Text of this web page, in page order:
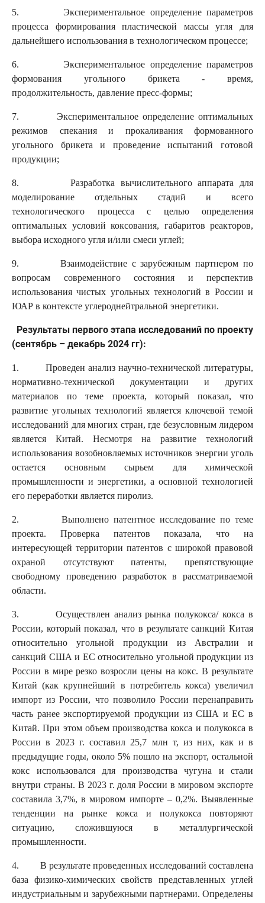
5. Экспериментальное определение параметров
процесса формирования пластической массы угля для
дальнейшего использования в технологическом процессе;
6. Экспериментальное определение параметров
формования угольного брикета - время,
продолжительность, давление пресс-формы;
7. Экспериментальное определение оптимальных
режимов спекания и прокаливания формованного
угольного брикета и проведение испытаний готовой
продукции;
8. Разработка вычислительного аппарата для
моделирование отдельных стадий и всего
технологического процесса с целью определения
оптимальных условий коксования, габаритов реакторов,
выбора исходного угля и/или смеси углей;
9. Взаимодействие с зарубежным партнером по
вопросам современного состояния и перспектив
использования чистых угольных технологий в России и
ЮАР в контексте углероднейтральной энергетики.
Результаты первого этапа исследований по проекту
(сентябрь – декабрь 2024 гг):
1. Проведен анализ научно-технической литературы,
нормативно-технической документации и других
материалов по теме проекта, который показал, что
развитие угольных технологий является ключевой темой
исследований для многих стран, где безусловным лидером
является Китай. Несмотря на развитие технологий
использования возобновляемых источников энергии уголь
остается основным сырьем для химической
промышленности и энергетики, а основной технологией
его переработки является пиролиз.
2. Выполнено патентное исследование по теме
проекта. Проверка патентов показала, что на
интересующей территории патентов с широкой правовой
охраной отсутствуют патенты, препятствующие
свободному проведению разработок в рассматриваемой
области.
3. Осуществлен анализ рынка полукокса/ кокса в
России, который показал, что в результате санкций Китая
относительно угольной продукции из Австралии и
санкций США и ЕС относительно угольной продукции из
России в мире резко возросли цены на кокс. В результате
Китай (как крупнейший в потребитель кокса) увеличил
импорт из России, что позволило России перенаправить
часть ранее экспортируемой продукции из США и ЕС в
Китай. При этом объем производства кокса и полукокса в
России в 2023 г. составил 25,7 млн т, из них, как и в
предыдущие годы, около 5% пошло на экспорт, остальной
кокс использовался для производства чугуна и стали
внутри страны. В 2023 г. доля России в мировом экспорте
составила 3,7%, в мировом импорте – 0,2%. Выявленные
тенденции на рынке кокса и полукокса повторяют
ситуацию, сложившуюся в металлургической
промышленности.
4. В результате проведенных исследований составлена
база физико-химических свойств представленных углей
индустриальным и зарубежными партнерами. Определены